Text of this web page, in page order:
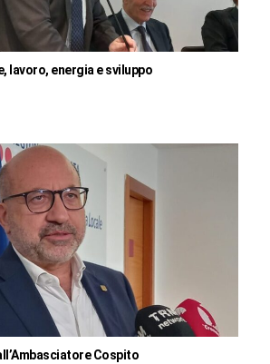
lavoro, energia e sviluppo
Cospito